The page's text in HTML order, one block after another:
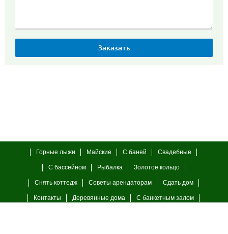
Горные лыжи Майские С баней Свадебные
С бассейном Рыбалка Золотое кольцо
Снять коттедж Советы арендаторам Сдать дом
Контакты Деревянные дома С банкетным залом